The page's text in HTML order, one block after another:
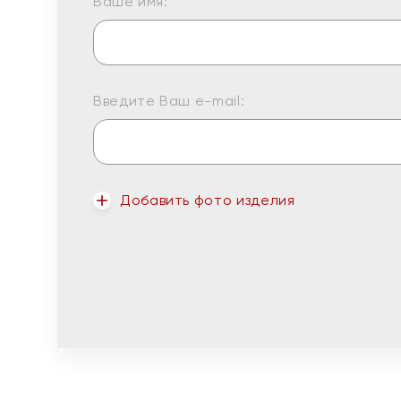
Введите Ваш e-mail:
Добавить фото изделия